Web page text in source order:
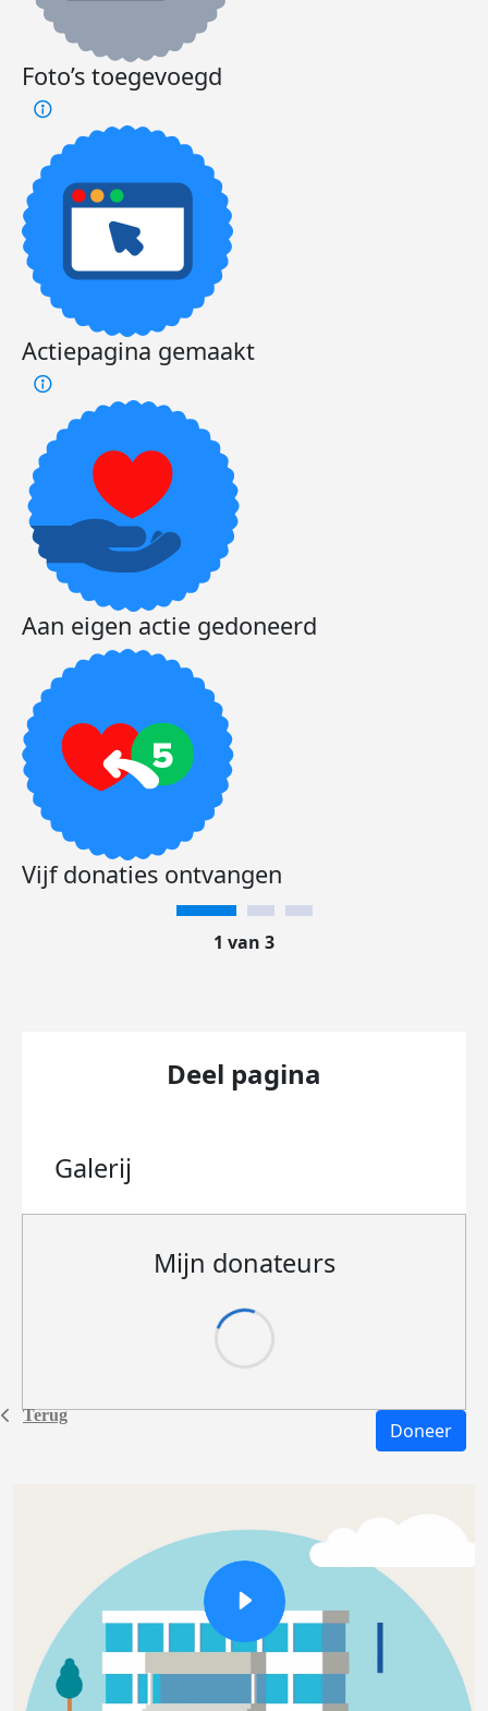
Terug
Foto’s toegevoegd
Actiepagina gemaakt
Aan eigen actie gedoneerd
Vijf donaties ontvangen
1 van 3
Deel pagina
Galerij
Mijn donateurs
Doneer